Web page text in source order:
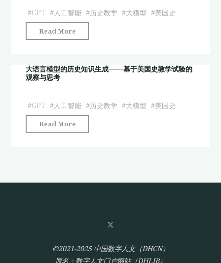
#GPT #人工智能 #历史教学 #大模型 #美国史
Read More
语
模
历
史
学
大语言模型的历史知识生成——基于美国史教学试验的
观察与思考
#GPT #人工智能 #历史教学 #大模型 #美国史
Read More
语
的
生
成
©2021-2025 中国数字人文（DHCN）
原名：数字人文门户网站（DHLIB）